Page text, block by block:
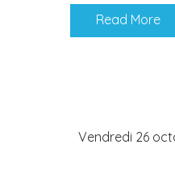
Read More
Vendredi 26